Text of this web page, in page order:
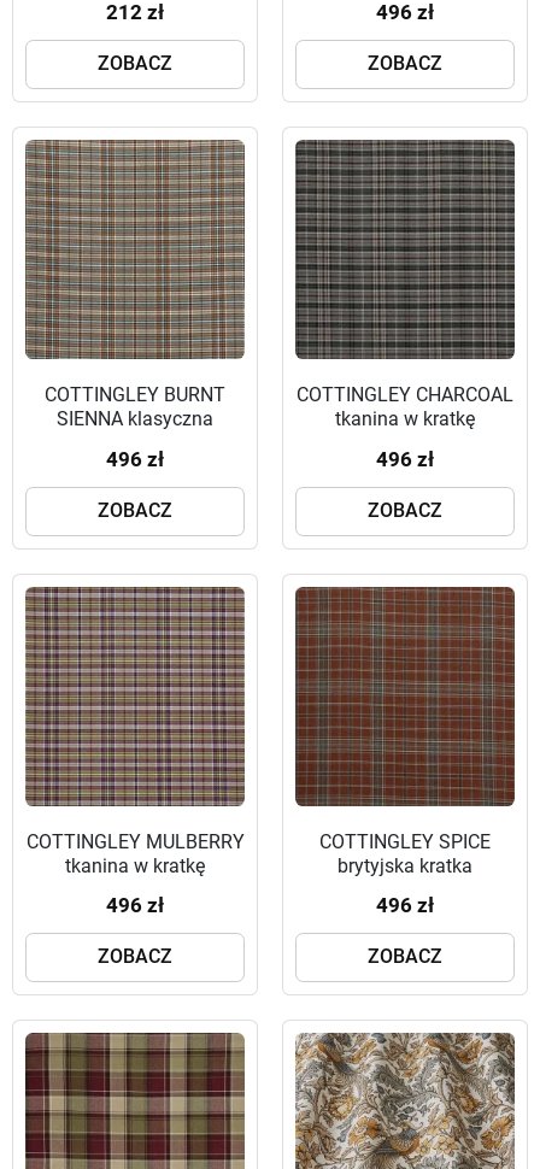
212 zł
ZOBACZ
496 zł
ZOBACZ
COTTINGLEY BURNT
SIENNA klasyczna
496 zł
ZOBACZ
COTTINGLEY CHARCOAL
tkanina w kratkę
496 zł
ZOBACZ
COTTINGLEY MULBERRY
tkanina w kratkę
496 zł
ZOBACZ
COTTINGLEY SPICE
brytyjska kratka
496 zł
ZOBACZ